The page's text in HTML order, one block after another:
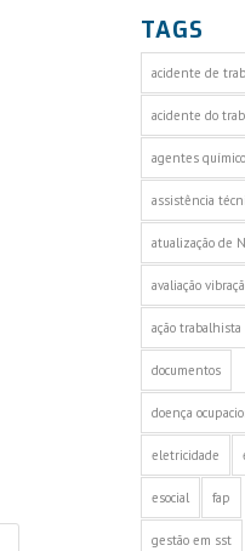
TAGS
acidente de
acidente do
agentes
assistência
atualização de
avaliação
ação trabalhista
documentos
doença
eletricidade
esocial fap
gestão em sst